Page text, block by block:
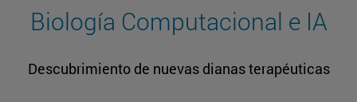
Biología Computacional e IA
Descubrimiento de nuevas dianas terapéuticas